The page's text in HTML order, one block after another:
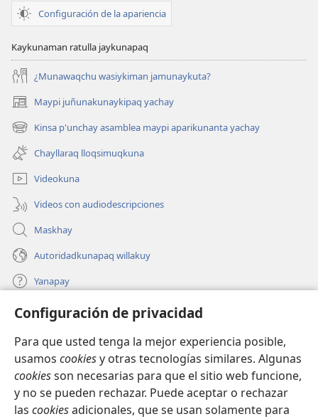
Configuración de privacidad
Para que usted tenga la mejor experiencia posible,
usamos cookiesy otras tecnologías similares. Algunas
cookiesson necesarias para que el sitio web funcione,
y no se pueden rechazar. Puede aceptar o rechazar
las cookiesadicionales, que se usan solamente para
Configuración de la apariencia
Kaykunaman ratulla jaykunapaq
¿Munawaqchu wasiykiman jamunaykuta?
Maypi juñunakunaykipaq yachay
(abre
una
nueva
ventana)
Kinsa p'unchay asamblea maypi aparikunanta yachay
(abre
una
nueva
ventana)
Chayllaraq lloqsimuqkuna
Videokuna
Videos con audiodescripciones
Maskhay
Autoridadkunapaq willakuy
Yanapay
Donacionta churanapaq
una
nueva
ventana)
INTERNETPI QELQANCHISKUNA Watchtower™
(abre
una
nueva
ventana)
JW Hub
(abre
una
®